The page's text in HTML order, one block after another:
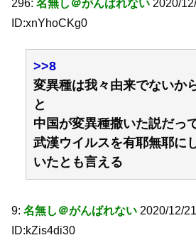
296: 名無し＠がんばれない 2020/
ID:xnYhoCKg0
>>8
変異種は我々由来でないか
と
中国が変異種撒いた説だっ
武漢ウイルスを有耶無耶に
いたとも言える
9: 名無し＠がんばれない 2020/12/
ID:kZis4di30